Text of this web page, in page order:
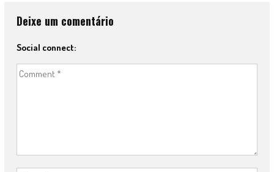
Deixe um comentário
Social connect: